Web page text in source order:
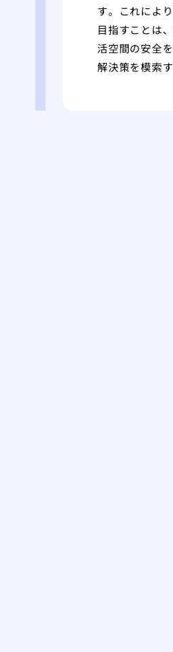
す。これによ
目指すことは
活空間の安全
解決策を模索